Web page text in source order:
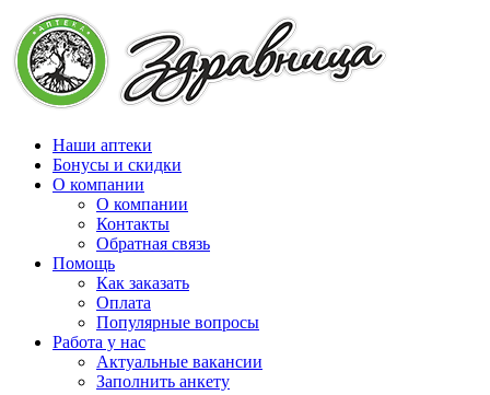
Наши аптеки
Бонусы и скидки
О компании
О компании
Контакты
Обратная связь
Помощь
Как заказать
Оплата
Популярные вопросы
Работа у нас
Актуальные вакансии
Заполнить анкету